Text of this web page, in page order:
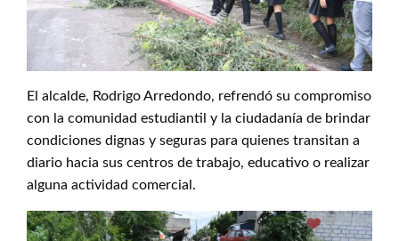
El alcalde, Rodrigo Arredondo, refrendó su compromiso
con la comunidad estudiantil y la ciudadanía de brindar
condiciones dignas y seguras para quienes transitan a
diario hacia sus centros de trabajo, educativo o realizar
alguna actividad comercial.